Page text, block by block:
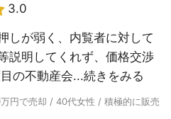
3.0
しが弱く、内覧者に対して
説明してくれず、価格交渉
の不動産会...続きをみる
円で売却 / 40代女性 / 積極的に販売